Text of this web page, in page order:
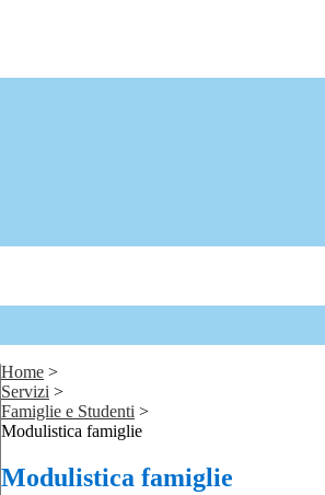
Home >
Servizi >
Famiglie e Studenti >
Modulistica famiglie
Modulistica famiglie